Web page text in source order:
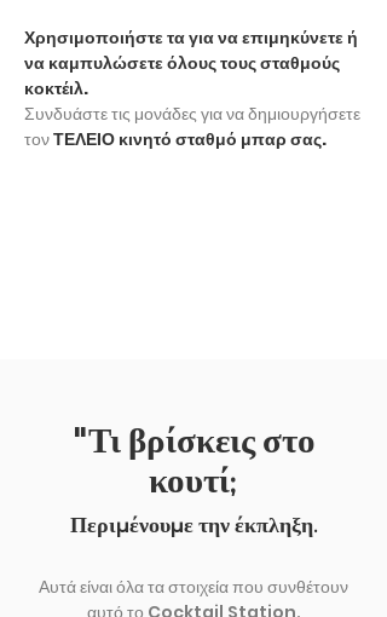
Χρησιμοποιήστε τα για να επιμηκύνετε ή
να καμπυλώσετε όλους τους σταθμούς
κοκτέιλ.
Συνδυάστε τις μονάδες για να δημιουργήσετε
τονΤΕΛΕΙΟ κινητό σταθμό μπαρ σας.
"Τι βρίσκεις στο
κουτί;
Περιμένουμε την έκπληξη.
Αυτά είναι όλα τα στοιχεία που συνθέτουν
αυτό το Cocktail Station.